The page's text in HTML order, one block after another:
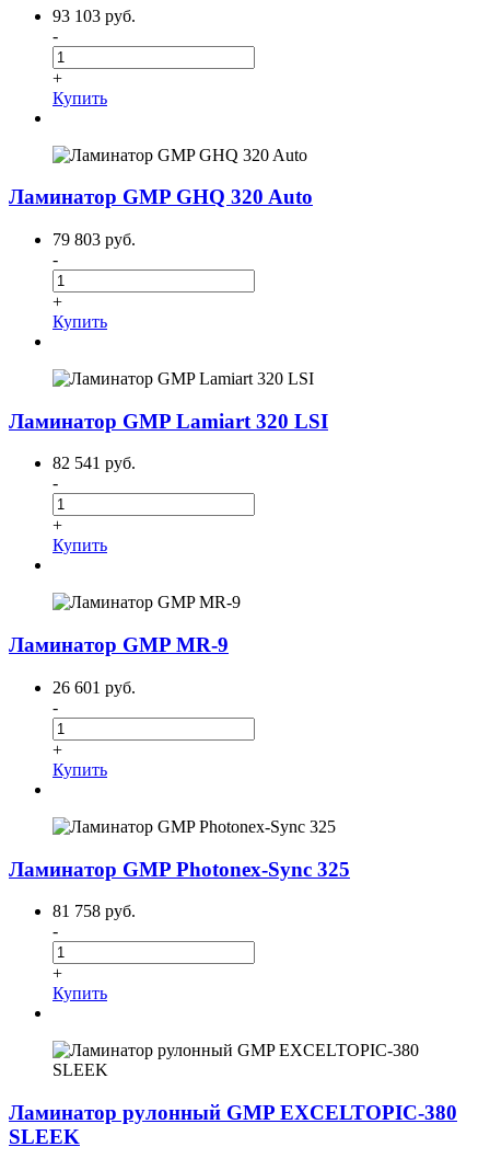
93 103 руб.
-
+
Купить
Ламинатор GMP GHQ 320 Auto
79 803 руб.
-
+
Купить
Ламинатор GMP Lamiart 320 LSI
82 541 руб.
-
+
Купить
Ламинатор GMP MR-9
26 601 руб.
-
+
Купить
Ламинатор GMP Photonex-Sync 325
81 758 руб.
-
+
Купить
Ламинатор рулонный GMP EXCELTOPIC-380
SLEEK